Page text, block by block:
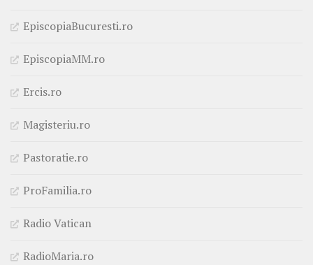
EpiscopiaBucuresti.ro
EpiscopiaMM.ro
Ercis.ro
Magisteriu.ro
Pastoratie.ro
ProFamilia.ro
Radio Vatican
RadioMaria.ro